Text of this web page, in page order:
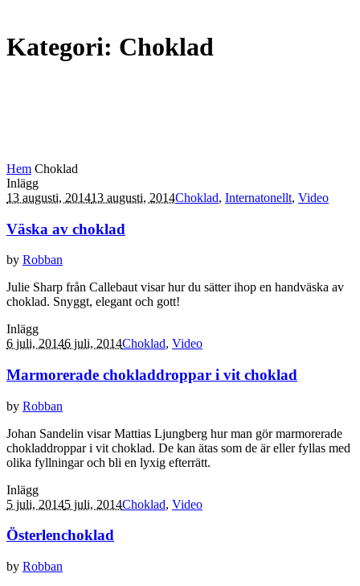
Kategori: Choklad
Hem Choklad
Inlägg
13 augusti, 201413 augusti, 2014Choklad, Internatonellt, Video
Väska av choklad
by Robban
Julie Sharp från Callebaut visar hur du sätter ihop en handväska av
choklad. Snyggt, elegant och gott!
Inlägg
6 juli, 20146 juli, 2014Choklad, Video
Marmorerade chokladdroppar i vit choklad
by Robban
Johan Sandelin visar Mattias Ljungberg hur man gör marmorerade
chokladdroppar i vit choklad. De kan ätas som de är eller fyllas med
olika fyllningar och bli en lyxig efterrätt.
Inlägg
5 juli, 20145 juli, 2014Choklad, Video
Österlenchoklad
by Robban